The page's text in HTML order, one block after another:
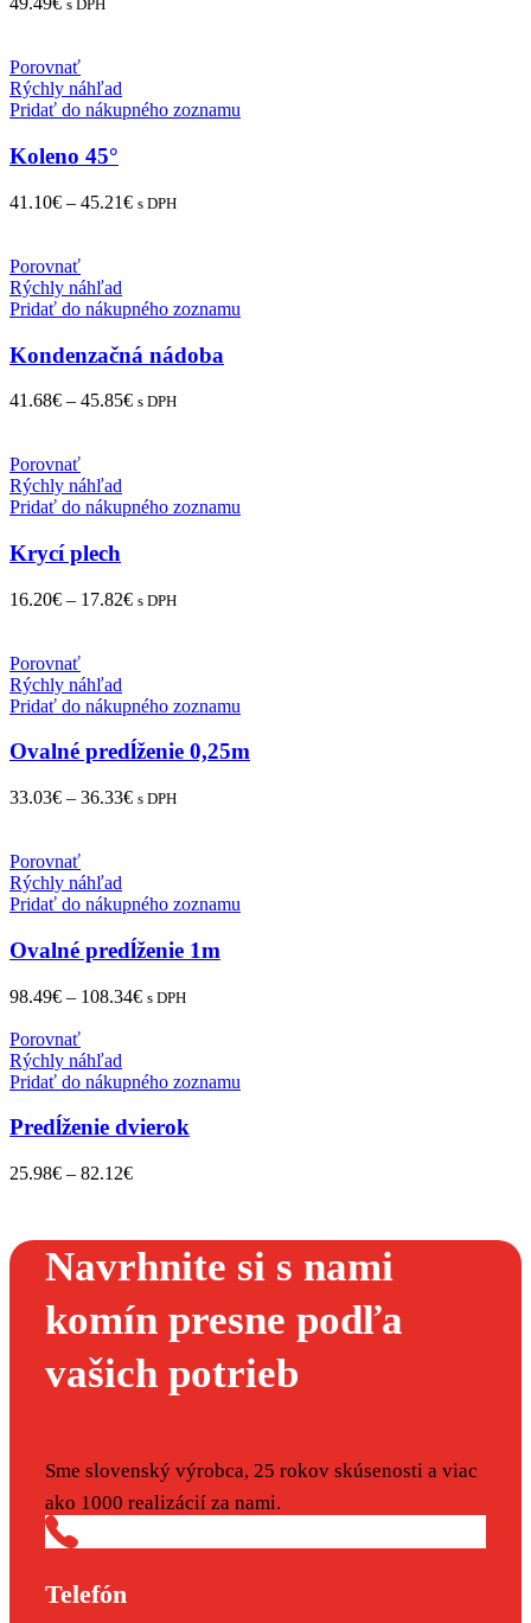
s DPH
Porovnať
Rýchly náhľad
Pridať do nákupného zoznamu
Koleno 45°
41.10€ – 45.21€ s DPH
Porovnať
Rýchly náhľad
Pridať do nákupného zoznamu
Kondenzačná nádoba
41.68€ – 45.85€ s DPH
Porovnať
Rýchly náhľad
Pridať do nákupného zoznamu
Krycí plech
16.20€ – 17.82€ s DPH
Porovnať
Rýchly náhľad
Pridať do nákupného zoznamu
Ovalné predĺženie 0,25m
33.03€ – 36.33€ s DPH
Porovnať
Rýchly náhľad
Pridať do nákupného zoznamu
Ovalné predĺženie 1m
98.49€ – 108.34€ s DPH
Porovnať
Rýchly náhľad
Pridať do nákupného zoznamu
Predĺženie dvierok
25.98€ – 82.12€
Navrhnite si s nami
komín presne podľa
vašich potrieb
Sme slovenský výrobca, 25 rokov skúsenosti a viac
ako 1000 realizácií za nami.
Telefón